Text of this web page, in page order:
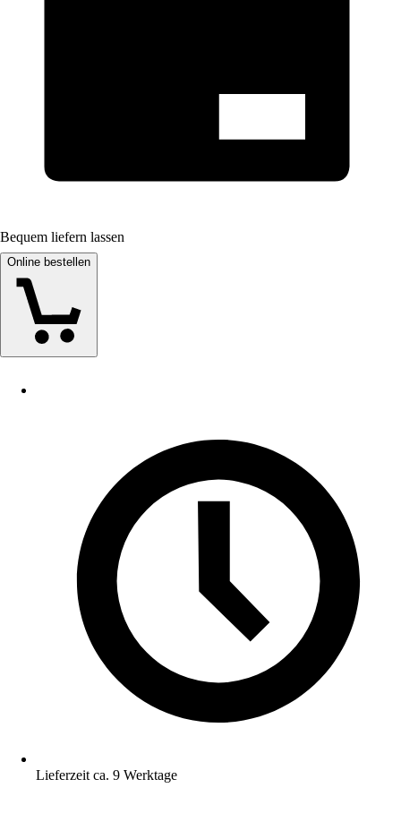
Bequem liefern lassen
Online bestellen
Lieferzeit ca. 9 Werktage